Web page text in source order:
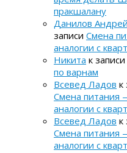
пракшалану
Данилов Андрей
записи Смена
аналогии с
Никита к записи
по варнам
Всевед Ладов к
Смена питания
аналогии с
Всевед Ладов к
Смена питания
аналогии с